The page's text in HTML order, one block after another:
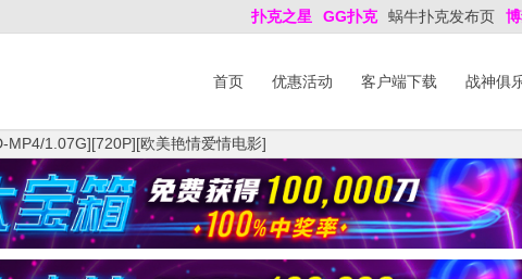
扑克之星 GG扑克 蜗牛扑克发布页
首页 优惠活动 客户端下载 战神俱
MP4/1.07G][720P][欧美艳情爱情电影]